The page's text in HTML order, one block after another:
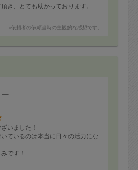
き、とても助かっております。
※依頼者の依頼当時の主観的な感想です。
いました！
ているのは本当に日々の活力にな
です！